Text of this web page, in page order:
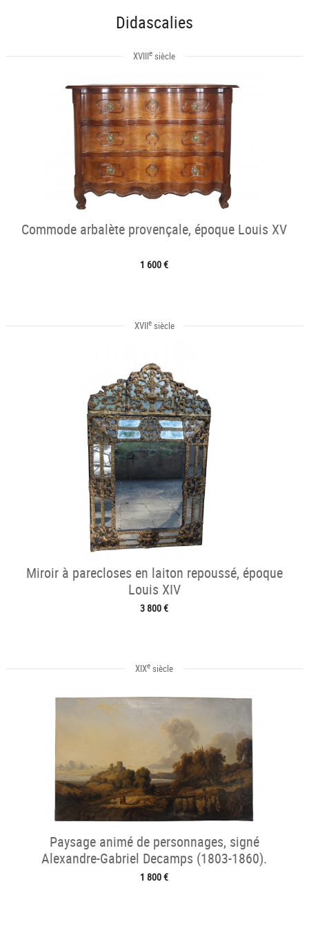
Didascalies
XVIIIe siècle
Commode arbalète provençale, époque Louis XV
1 600 €
XVIIesiècle
Miroir à parecloses en laiton repoussé, époque
Louis XIV
3 800 €
XIXe siècle
Paysage animé de personnages, signé
Alexandre-Gabriel Decamps (1803-1860).
1 800 €